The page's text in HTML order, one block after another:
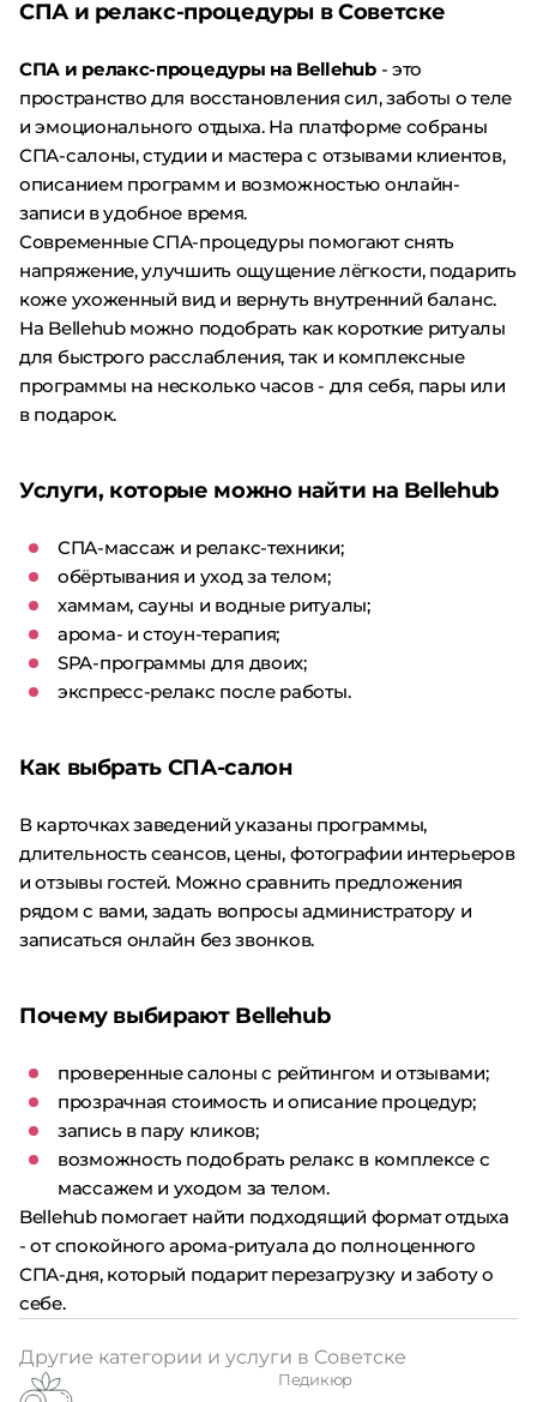
СПА и релакс-процедуры в Советске
СПА и релакс-процедуры на Bellehub- это
пространство для восстановления сил, заботы о теле
и эмоционального отдыха. На платформе собраны
СПА-салоны, студии и мастера с отзывами клиентов,
описанием программ и возможностью онлайн-
записи в удобное время.
Современные СПА-процедуры помогают снять
напряжение, улучшить ощущение лёгкости, подарить
коже ухоженный вид и вернуть внутренний баланс.
На Bellehub можно подобрать как короткие ритуалы
для быстрого расслабления, так и комплексные
программы на несколько часов - для себя, пары или
в подарок.
Услуги, которые можно найти на Bellehub
СПА-массаж и релакс-техники;
обёртывания и уход за телом;
хаммам, сауны и водные ритуалы;
арома- и стоун-терапия;
SPA-программы для двоих;
экспресс-релакс после работы.
Как выбрать СПА-салон
В карточках заведений указаны программы,
длительность сеансов, цены, фотографии интерьеров
и отзывы гостей. Можно сравнить предложения
рядом с вами, задать вопросы администратору и
записаться онлайн без звонков.
Почему выбирают Bellehub
проверенные салоны с рейтингом и отзывами;
прозрачная стоимость и описание процедур;
запись в пару кликов;
возможность подобрать релакс в комплексе с
массажем и уходом за телом.
Bellehub помогает найти подходящий формат отдыха
- от спокойного арома-ритуала до полноценного
СПА-дня, который подарит перезагрузку и заботу о
себе.
Другие категории и услуги в Советске
Педикюр